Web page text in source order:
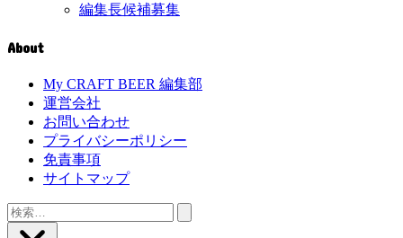
編集長候補募集
About
My CRAFT BEER 編集部
運営会社
お問い合わせ
プライバシーポリシー
免責事項
サイトマップ
検
索: